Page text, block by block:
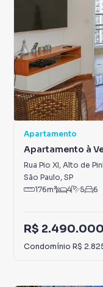
Apartamento
Apartamento à
Rua Pio XI, Alto de
São Paulo, SP
176m² 4 5 6
R$
Condomínio R$